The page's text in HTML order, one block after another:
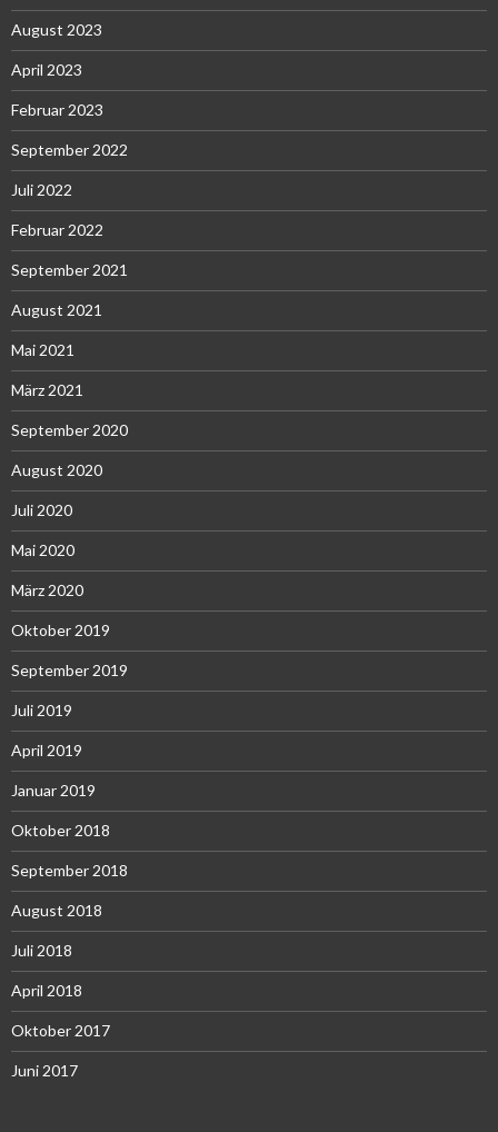
August 2023
April 2023
Februar 2023
September 2022
Juli 2022
Februar 2022
September 2021
August 2021
Mai 2021
März 2021
September 2020
August 2020
Juli 2020
Mai 2020
März 2020
Oktober 2019
September 2019
Juli 2019
April 2019
Januar 2019
Oktober 2018
September 2018
August 2018
Juli 2018
April 2018
Oktober 2017
Juni 2017